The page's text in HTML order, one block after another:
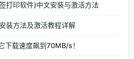
打印软件)中文安装与激活方法
装方法及激活教程详解
下载速度飙到70MB/s！